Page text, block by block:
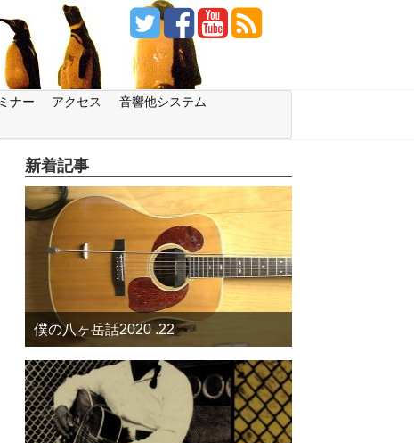
ナー アクセス
音響他システム
新着記事
僕の八ヶ岳話2020 .22